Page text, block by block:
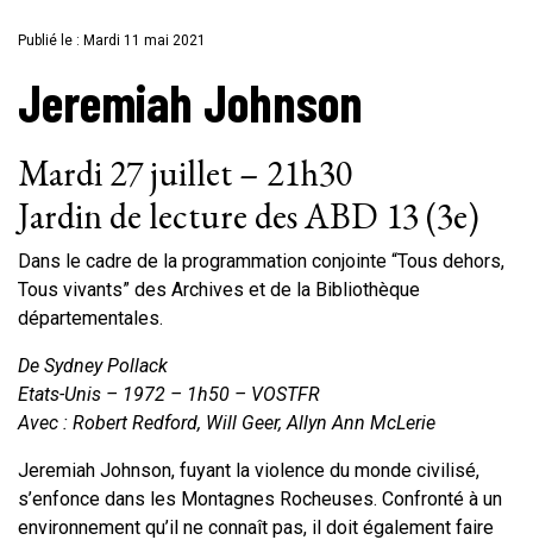
Publié le : Mardi 11 mai 2021
Jeremiah Johnson
Mardi 27 juillet – 21h30
Jardin de lecture des ABD 13 (3e)
Dans le cadre de la programmation conjointe “Tous dehors,
Tous vivants” des Archives et de la Bibliothèque
départementales.
De Sydney Pollack
Etats-Unis – 1972 – 1h50 – VOSTFR
Avec : Robert Redford, Will Geer, Allyn Ann McLerie
Jeremiah Johnson, fuyant la violence du monde civilisé,
s’enfonce dans les Montagnes Rocheuses. Confronté à un
environnement qu’il ne connaît pas, il doit également faire